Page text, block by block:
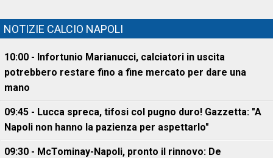
NOTIZIE CALCIO NAPOLI
10:00 - Infortunio Marianucci, calciatori in uscita
potrebbero restare fino a fine mercato per dare una
mano
09:45 - Lucca spreca, tifosi col pugno duro! Gazzetta: "A
Napoli non hanno la pazienza per aspettarlo"
09:30 - McTominay-Napoli, pronto il rinnovo: De